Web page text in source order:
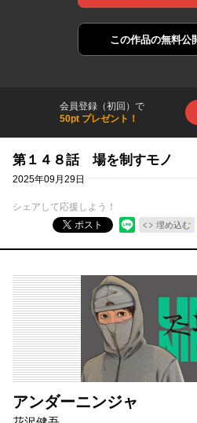
この作品の無料公
会員登録（初回）で
50pt プレゼント！
第１４８話 場を制すモノ
2025年09月29日
シェアして応援しよう！
ポスト
埋め込む
アンダーニンジャ